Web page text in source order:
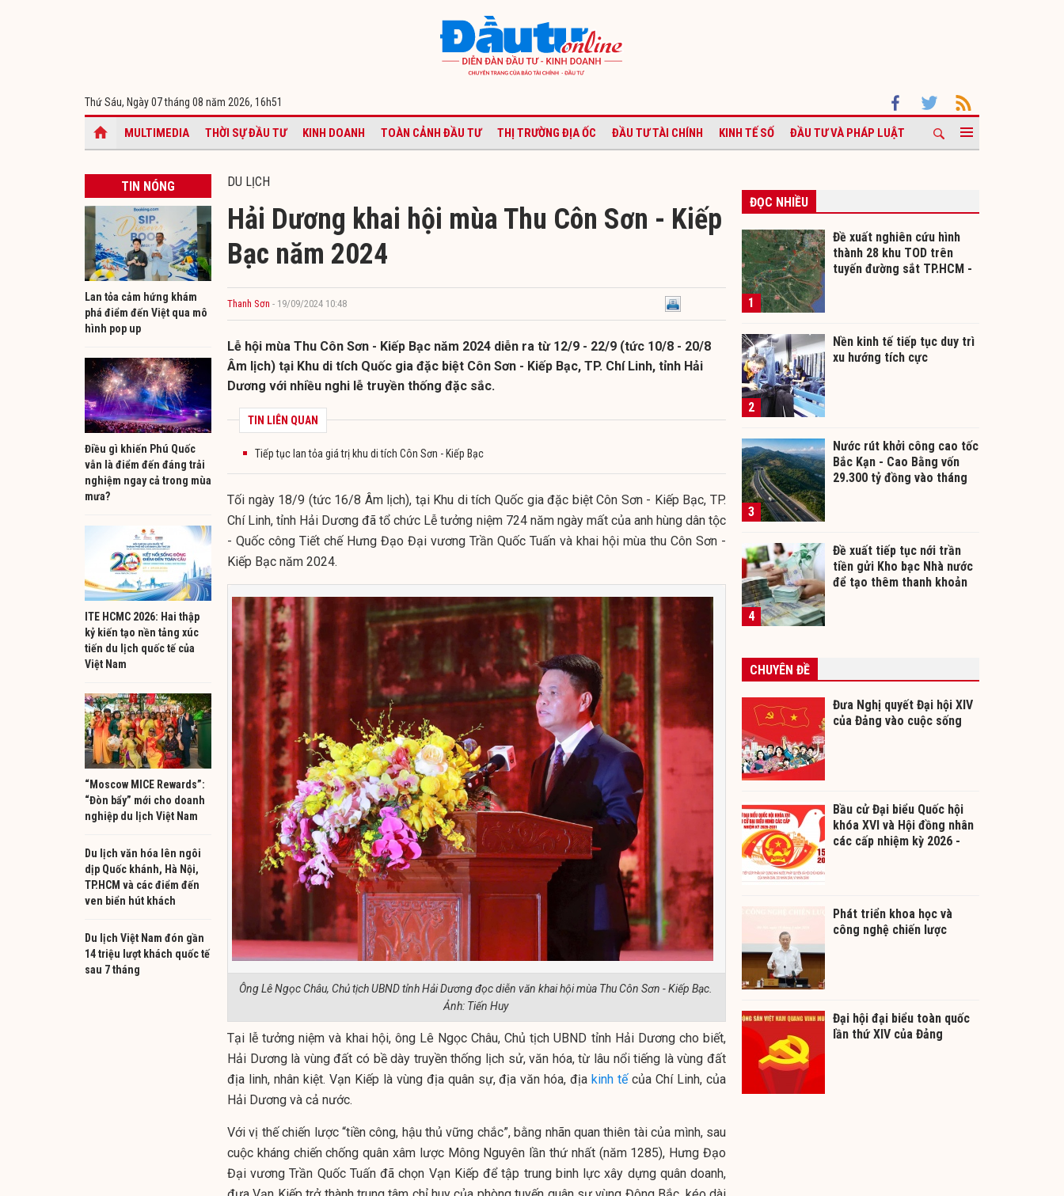
Thứ Sáu, Ngày 07 tháng 08 năm 2026, 16h51
MULTIMEDIA THỜI SỰ ĐẦU TƯ KINH DOANH TOÀN CẢNH ĐẦU TƯ THỊ TRƯỜNG ĐỊA ỐC ĐẦU TƯ TÀI CHÍNH KINH TẾ SỐ ĐẦU TƯ VÀ PHÁP LUẬT
TIN NÓNG
Lan tỏa cảm hứng khám
phá điểm đến Việt qua mô
hình pop up
Điều gì khiến Phú Quốc
vẫn là điểm đến đáng trải
nghiệm ngay cả trong mùa
mưa?
ITE HCMC 2026: Hai thập
kỷ kiến tạo nền tảng xúc
tiến du lịch quốc tế của
Việt Nam
“Moscow MICE Rewards”:
“Đòn bẩy” mới cho doanh
nghiệp du lịch Việt Nam
Du lịch văn hóa lên ngôi
dịp Quốc khánh, Hà Nội,
TP.HCM và các điểm đến
ven biển hút khách
Du lịch Việt Nam đón gần
14 triệu lượt khách quốc tế
sau 7 tháng
DU LỊCH
Hải Dương khai hội mùa Thu Côn Sơn - Kiếp
Bạc năm 2024
Thanh Sơn - 19/09/2024 10:48
Lễ hội mùa Thu Côn Sơn - Kiếp Bạc năm 2024 diễn ra từ 12/9 - 22/9 (tức 10/8 - 20/8
Âm lịch) tại Khu di tích Quốc gia đặc biệt Côn Sơn - Kiếp Bạc, TP. Chí Linh, tỉnh Hải
Dương với nhiều nghi lễ truyền thống đặc sắc.
TIN LIÊN QUAN
Tiếp tục lan tỏa giá trị khu di tích Côn Sơn - Kiếp Bạc
Tối ngày 18/9 (tức 16/8 Âm lịch), tại Khu di tích Quốc gia đặc biệt Côn Sơn - Kiếp Bạc, TP.
Chí Linh, tỉnh Hải Dương đã tổ chức Lễ tưởng niệm 724 năm ngày mất của anh hùng dân tộc
- Quốc công Tiết chế Hưng Đạo Đại vương Trần Quốc Tuấn và khai hội mùa thu Côn Sơn -
Kiếp Bạc năm 2024.
Ông Lê Ngọc Châu, Chủ tịch UBND tỉnh Hải Dương đọc diễn văn khai hội mùa Thu Côn Sơn - Kiếp Bạc.
Ảnh: Tiến Huy
Tại lễ tưởng niệm và khai hội, ông Lê Ngọc Châu, Chủ tịch UBND tỉnh Hải Dương cho biết,
Hải Dương là vùng đất có bề dày truyền thống lịch sử, văn hóa, từ lâu nổi tiếng là vùng đất
địa linh, nhân kiệt. Vạn Kiếp là vùng địa quân sự, địa văn hóa, địakinh tếcủa Chí Linh, của
Hải Dương và cả nước.
Với vị thế chiến lược “tiền công, hậu thủ vững chắc”, bằng nhãn quan thiên tài của mình, sau
cuộc kháng chiến chống quân xâm lược Mông Nguyên lần thứ nhất (năm 1285), Hưng Đạo
Đại vương Trần Quốc Tuấn đã chọn Vạn Kiếp để tập trung binh lực xây dựng quân doanh,
ĐỌC NHIỀU
1
Đề xuất nghiên cứu hình
thành 28 khu TOD trên
tuyến đường sắt TP.HCM -
2
Nền kinh tế tiếp tục duy trì
xu hướng tích cực
3
Nước rút khởi công cao tốc
Bắc Kạn - Cao Bằng vốn
29.300 tỷ đồng vào tháng
4
Đề xuất tiếp tục nới trần
tiền gửi Kho bạc Nhà nước
để tạo thêm thanh khoản
CHUYÊN ĐỀ
Đưa Nghị quyết Đại hội XIV
của Đảng vào cuộc sống
Bầu cử Đại biểu Quốc hội
khóa XVI và Hội đồng nhân
các cấp nhiệm kỳ 2026 -
Phát triển khoa học và
công nghệ chiến lược
Đại hội đại biểu toàn quốc
lần thứ XIV của Đảng